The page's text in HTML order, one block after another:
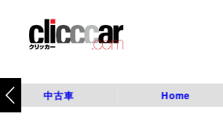
中古車 Home